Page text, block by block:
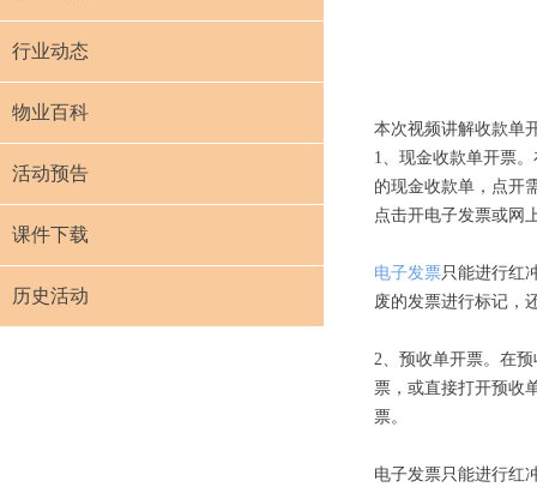
本次视频讲解收款单
1、现金收款单开票
的现金收款单，点开
点击开电子发票或网
电子发票只能进行红
废的发票进行标记，
2、预收单开票。在
票，或直接打开预收
票。
电子发票只能进行红
行业动态
物业百科
活动预告
课件下载
历史活动